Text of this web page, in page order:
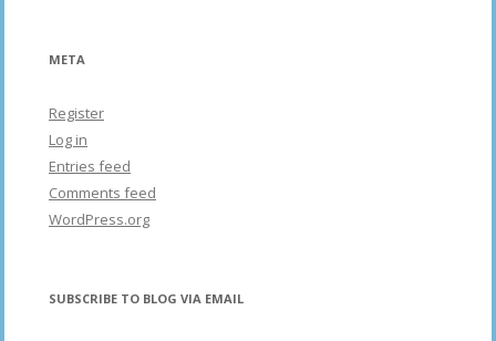
META
Register
Log in
Entries feed
Comments feed
WordPress.org
SUBSCRIBE TO BLOG VIA EMAIL